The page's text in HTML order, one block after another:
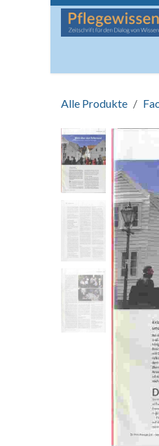
Zum Inhalt springen
Alle Produkte